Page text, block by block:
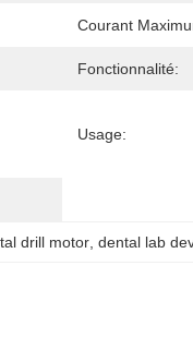
Courant
Fonctionnalité:
Usage:
drill motor , dental lab